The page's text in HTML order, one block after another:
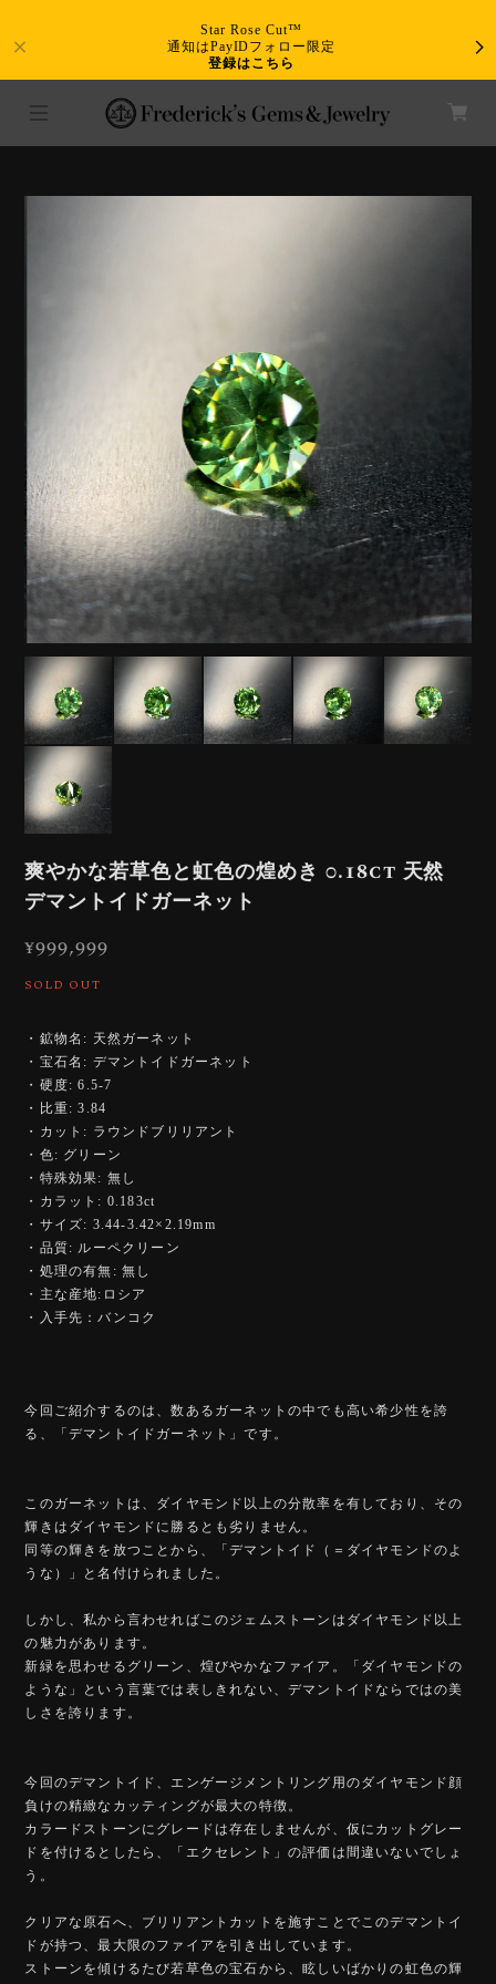
Star Rose Cut™
通知はPayIDフォロー限定
登録はこちら
爽やかな若草色と虹色の煌めき 0.18ct 天然
デマントイドガーネット
¥999,999
SOLD OUT
・鉱物名: 天然ガーネット
・宝石名: デマントイドガーネット
・硬度: 6.5-7
・比重: 3.84
・カット: ラウンドブリリアント
・色: グリーン
・特殊効果: 無し
・カラット: 0.183ct
・サイズ: 3.44-3.42×2.19mm
・品質: ルーペクリーン
・処理の有無: 無し
・主な産地:ロシア
・入手先：バンコク
今回ご紹介するのは、数あるガーネットの中でも高い希少性を誇
る、「デマントイドガーネット」です。
このガーネットは、ダイヤモンド以上の分散率を有しており、その
輝きはダイヤモンドに勝るとも劣りません。
同等の輝きを放つことから、「デマントイド（＝ダイヤモンドのよ
うな）」と名付けられました。
しかし、私から言わせればこのジェムストーンはダイヤモンド以上
の魅力があります。
新緑を思わせるグリーン、煌びやかなファイア。「ダイヤモンドの
ような」という言葉では表しきれない、デマントイドならではの美
しさを誇ります。
今回のデマントイド、エンゲージメントリング用のダイヤモンド顔
負けの精緻なカッティングが最大の特徴。
カラードストーンにグレードは存在しませんが、仮にカットグレー
ドを付けるとしたら、「エクセレント」の評価は間違いないでしょ
う。
クリアな原石へ、ブリリアントカットを施すことでこのデマントイ
ドが持つ、最大限のファイアを引き出しています。
ストーンを傾けるたび若草色の宝石から、眩しいばかりの虹色の輝